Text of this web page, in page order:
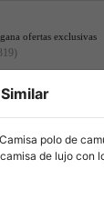
ofertas exclusivas
Similar
polo de
de lujo con
deportiva casual
con cuello